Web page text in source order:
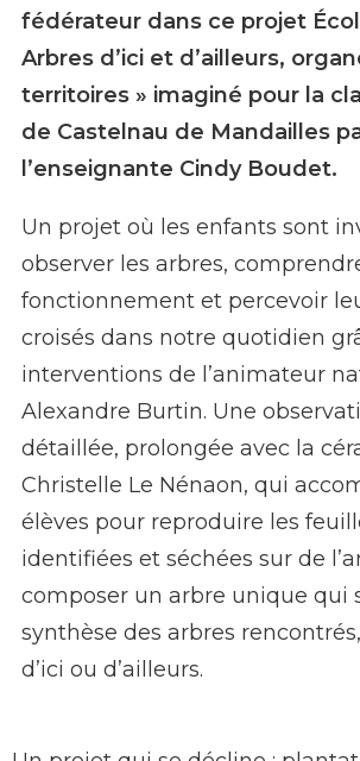
fédérateur dans ce projet
Arbres d’ici et d’ailleurs,
territoires » imaginé pour la
de Castelnau de Mandailles
l’enseignante Cindy Boudet.
Un projet où les enfants sont
observer les arbres,
fonctionnement et percevoir
croisés dans notre quotidien
interventions de l’animateur
Alexandre Burtin. Une
détaillée, prolongée avec la
Christelle Le Nénaon, qui
élèves pour reproduire les
identifiées et séchées sur de
composer un arbre unique qui
synthèse des arbres
d’ici ou d’ailleurs.